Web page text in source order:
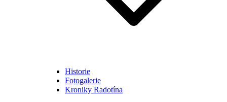
Historie
Fotogalerie
Kroniky Radotína